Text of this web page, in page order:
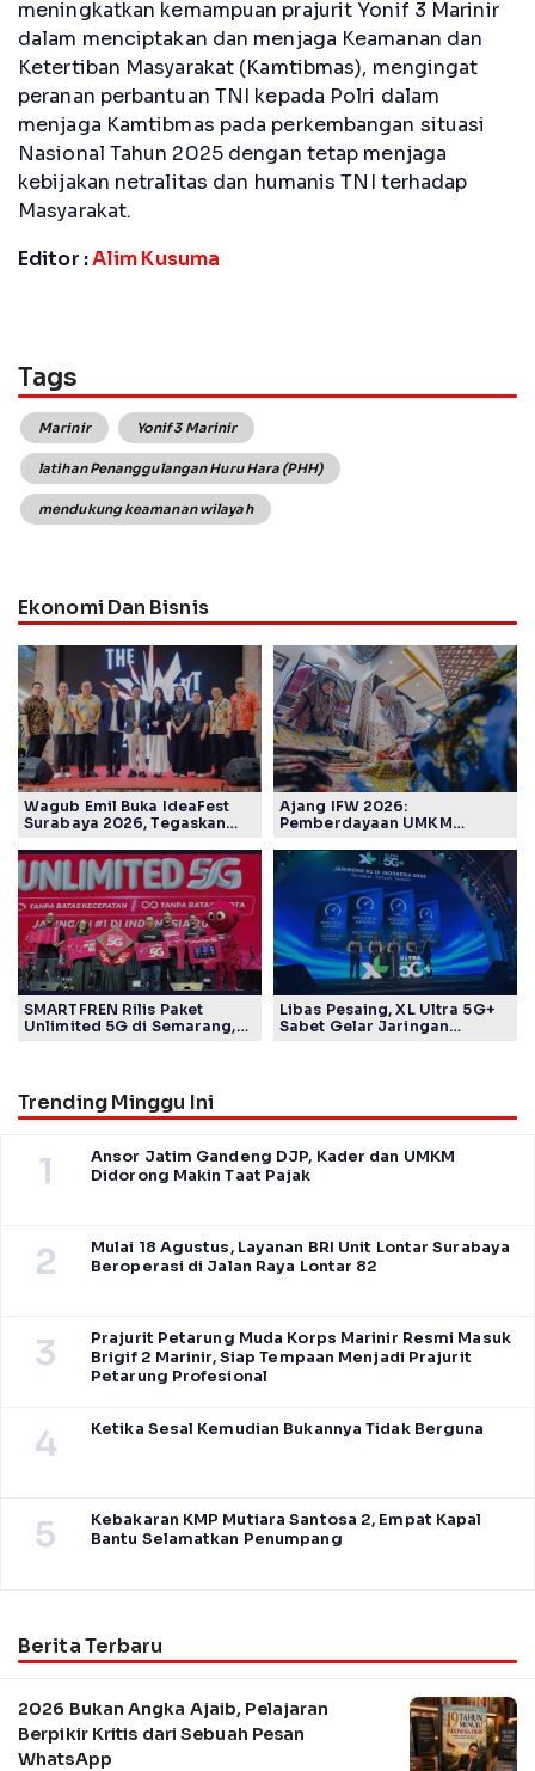
meningkatkan kemampuan prajurit Yonif 3 Marinir
dalam menciptakan dan menjaga Keamanan dan
Ketertiban Masyarakat (Kamtibmas), mengingat
peranan perbantuan TNI kepada Polri dalam
menjaga Kamtibmas pada perkembangan situasi
Nasional Tahun 2025 dengan tetap menjaga
kebijakan netralitas dan humanis TNI terhadap
Masyarakat.
Editor :Alim Kusuma
Tags
Marinir Yonif 3 Marinir
latihan Penanggulangan Huru Hara (PHH)
mendukung keamanan wilayah
Ekonomi Dan Bisnis
Wagub Emil Buka IdeaFest
Surabaya 2026, Tegaskan
Timur
Ajang IFW 2026:
Pemberdayaan UMKM
Kelompok Disabilitas dan
Keberlanjutan
SMARTFREN Rilis Paket
Unlimited 5G di Semarang,
Libas Pesaing, XL Ultra 5G+
Sabet Gelar Jaringan
Trending Minggu Ini
1
Ansor Jatim Gandeng DJP, Kader dan UMKM
Didorong Makin Taat Pajak
2
Mulai 18 Agustus, Layanan BRI Unit Lontar Surabaya
Beroperasi di Jalan Raya Lontar 82
3
Prajurit Petarung Muda Korps Marinir Resmi Masuk
Brigif 2 Marinir, Siap Tempaan Menjadi Prajurit
Petarung Profesional
4 Ketika Sesal Kemudian Bukannya Tidak Berguna
5
Kebakaran KMP Mutiara Santosa 2, Empat Kapal
Bantu Selamatkan Penumpang
Berita Terbaru
2026 Bukan Angka Ajaib, Pelajaran
Berpikir Kritis dari Sebuah Pesan
WhatsApp